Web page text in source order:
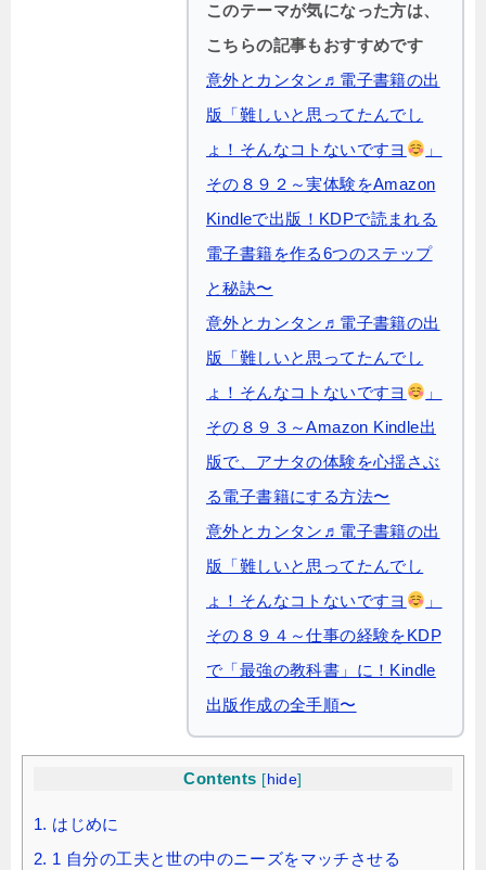
このテーマが気になった方は、
こちらの記事もおすすめです
意外とカンタン♬電子書籍の出
版「難しいと思ってたんでし
ょ！そんなコトないですヨ
」
その８９２～実体験をAmazon
Kindleで出版！KDPで読まれる
電子書籍を作る6つのステップ
と秘訣〜
意外とカンタン♬電子書籍の出
版「難しいと思ってたんでし
ょ！そんなコトないですヨ
」
その８９３～Amazon Kindle出
版で、アナタの体験を心揺さぶ
る電子書籍にする方法〜
意外とカンタン♬電子書籍の出
版「難しいと思ってたんでし
ょ！そんなコトないですヨ
」
その８９４～仕事の経験をKDP
で「最強の教科書」に！Kindle
出版作成の全手順〜
Contents [ hide]
1. はじめに
2. 1 自分の工夫と世の中のニーズをマッチさせる